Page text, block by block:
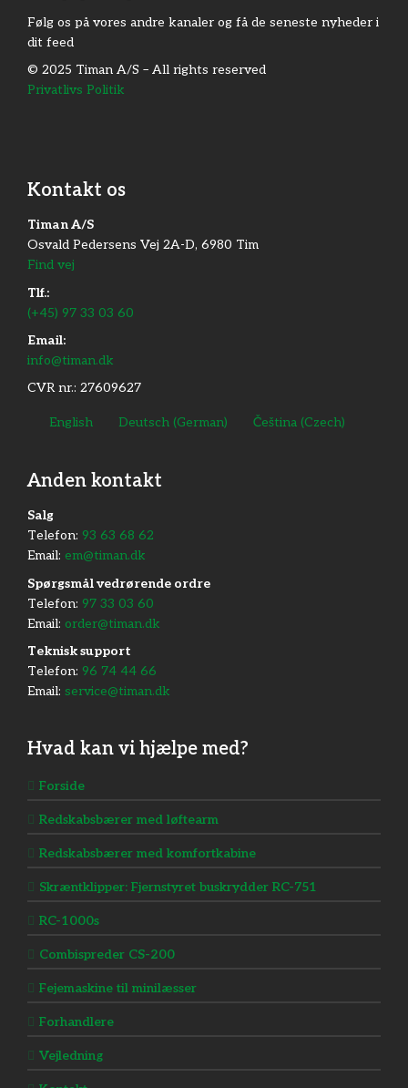
Følg os på vores andre kanaler og få de seneste nyheder i
dit feed
© 2025 Timan A/S – All rights reserved
Privatlivs Politik
Kontakt os
Timan A/S
Osvald Pedersens Vej 2A-D, 6980 Tim
Find vej
Tlf.:
(+45) 97 33 03 60
Email:
info@timan.dk
CVR nr.: 27609627
English Deutsch (German) Čeština (Czech)
Anden kontakt
​Salg
Telefon: 93 63 68 62
Email: em@timan.dk
Spørgsmål vedrørende ordre
Telefon: 97 33 03 60
Email: order@timan.dk
​Teknisk support
Telefon: 96 74 44 66
Email: service@timan.dk
Hvad kan vi hjælpe med?
Forside
Redskabsbærer med løftearm
Redskabsbærer med komfortkabine
Skræntklipper: Fjernstyret buskrydder RC-751
RC-1000s
Combispreder​ CS-200
Fejemaskine til minilæsser
Forhandlere
Vejledning